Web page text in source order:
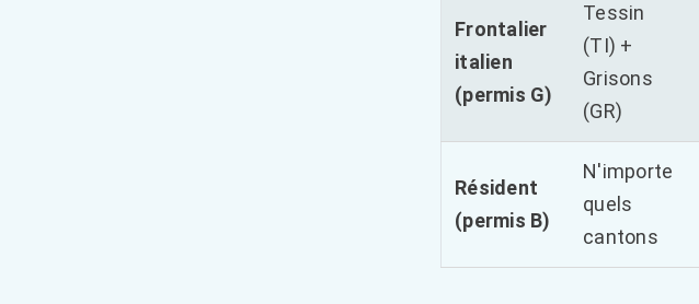
Frontalier
italien
(permis G)
Tessin
(TI) +
Grisons
(GR)
Résident
(permis B)
N'importe
quels
cantons